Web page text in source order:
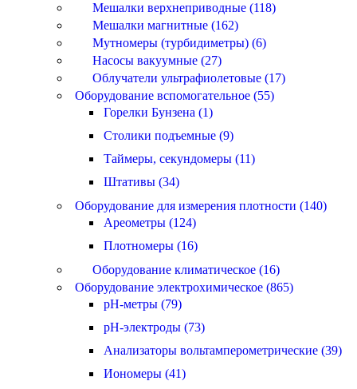
Мешалки верхнеприводные (118)
Мешалки магнитные (162)
Мутномеры (турбидиметры) (6)
Насосы вакуумные (27)
Облучатели ультрафиолетовые (17)
Оборудование вспомогательное (55)
Горелки Бунзена (1)
Столики подъемные (9)
Таймеры, секундомеры (11)
Штативы (34)
Оборудование для измерения плотности (140)
Ареометры (124)
Плотномеры (16)
Оборудование климатическое (16)
Оборудование электрохимическое (865)
pH-метры (79)
pH-электроды (73)
Анализаторы вольтамперометрические (39)
Иономеры (41)